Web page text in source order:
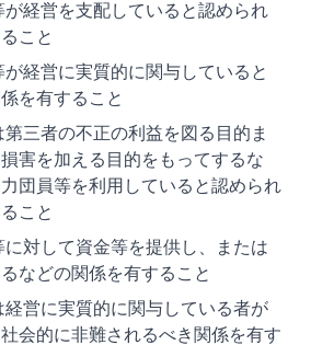
経営を支配していると認められ
こと
経営に実質的に関与していると
を有すること
三者の不正の利益を図る目的ま
害を加える目的をもってするな
団員等を利用していると認められ
こと
対して資金等を提供し、または
などの関係を有すること
営に実質的に関与している者が
会的に非難されるべき関係を有す